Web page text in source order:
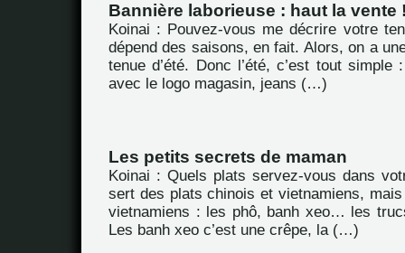
Bannière laborieuse : haut la vente
Koinai : Pouvez-vous me décrire votre
dépend des saisons, en fait. Alors, on a
tenue d’été. Donc l’été, c’est tout simple
avec le logo magasin, jeans (…)
Les petits secrets de maman
Koinai : Quels plats servez-vous dans
sert des plats chinois et vietnamiens,
vietnamiens : les phô, banh xeo… les
Les banh xeo c’est une crêpe, la (…)